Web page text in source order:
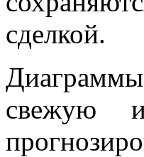
сделкой.
свежую